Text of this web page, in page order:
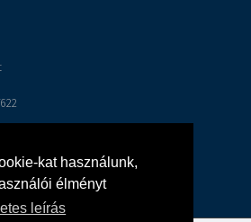
kat használunk,
élményt
leírás